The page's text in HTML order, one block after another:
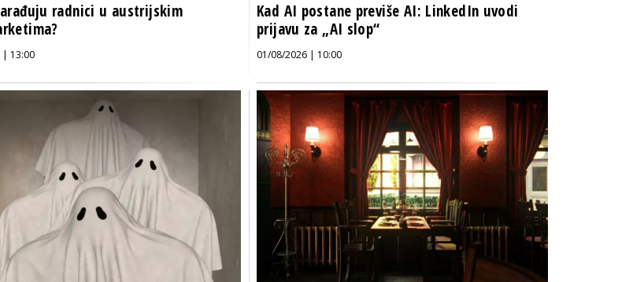
radnici u austrijskim
| 13:00
Kad AI postane previše AI: LinkedIn uvodi
prijavu za „AI slop“
01/08/2026 | 10:00